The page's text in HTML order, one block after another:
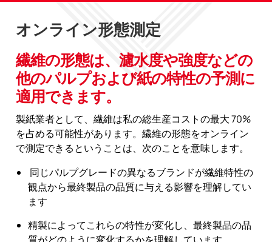
オンライン形態測定
繊維の形態は、濾水度や強度などの
他のパルプおよび紙の特性の予測に
適用できます。
製紙業者として、繊維は私の総生産コストの最大 70%
を占める可能性があります。繊維の形態をオンライン
で測定できるということは、次のことを意味します。
同じパルプグレードの異なるブランドが繊維特性の
観点から最終製品の品質に与える影響を理解してい
ます
精製によってこれらの特性が変化し、最終製品の品